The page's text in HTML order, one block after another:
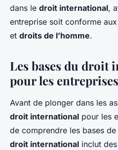
dans le droit international,
entreprise soit conforme
et droits de l’homme.
Les bases du droit
pour les entreprises
Avant de plonger dans les
droit international pour les
de comprendre les bases
droit international inclut